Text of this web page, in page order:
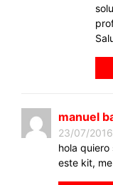
manuel
23/07/
hola
este kit,